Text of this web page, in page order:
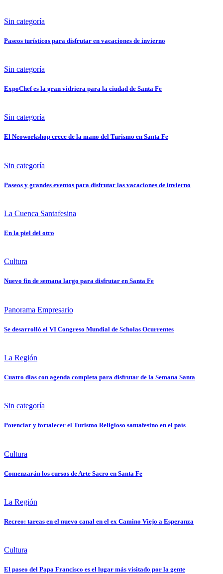
Sin categoría
Paseos turísticos para disfrutar en vacaciones de invierno
Sin categoría
ExpoChef es la gran vidriera para la ciudad de Santa Fe
Sin categoría
El Neoworkshop crece de la mano del Turismo en Santa Fe
Sin categoría
Paseos y grandes eventos para disfrutar las vacaciones de invierno
La Cuenca Santafesina
En la piel del otro
Cultura
Nuevo fin de semana largo para disfrutar en Santa Fe
Panorama Empresario
Se desarrolló el VI Congreso Mundial de Scholas Ocurrentes
La Región
Cuatro días con agenda completa para disfrutar de la Semana Santa
Sin categoría
Potenciar y fortalecer el Turismo Religioso santafesino en el país
Cultura
Comenzarán los cursos de Arte Sacro en Santa Fe
La Región
Recreo: tareas en el nuevo canal en el ex Camino Viejo a Esperanza
Cultura
El paseo del Papa Francisco es el lugar más visitado por la gente